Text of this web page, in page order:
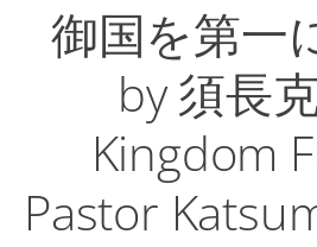
御国を第一
by 須長
Kingdom
Pastor